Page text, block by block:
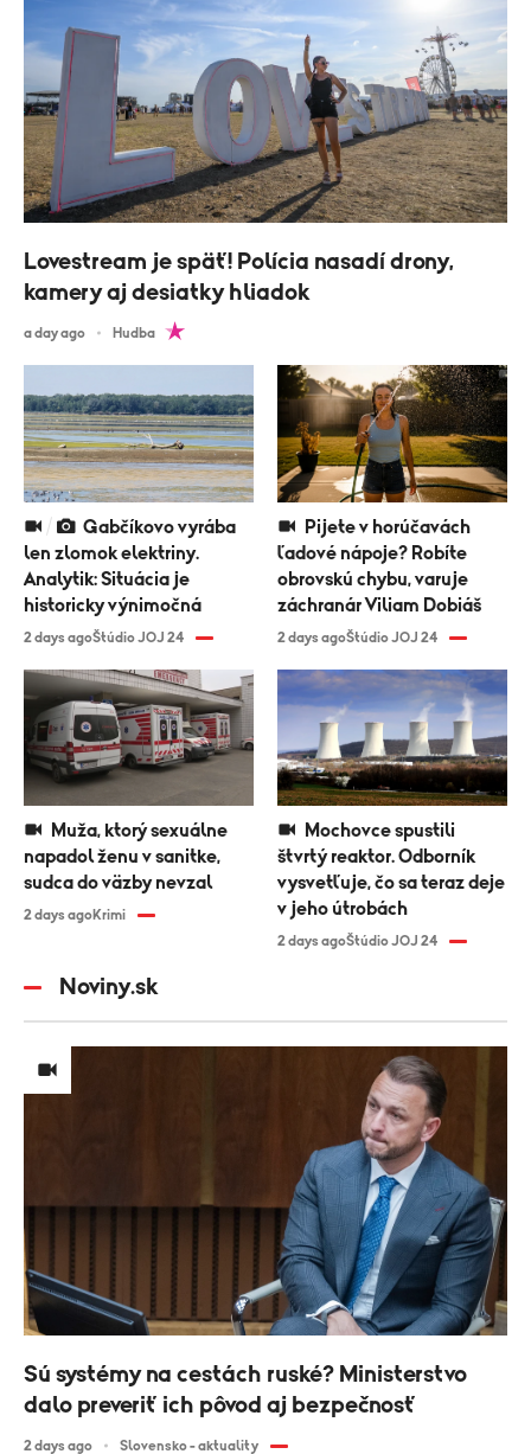
Lovestream je späť! Polícia nasadí drony,
kamery aj desiatky hliadok
a day ago Hudba
len zlomok elektriny.
Analytik: Situácia je
historicky výnimočná
2 days agoŠtúdio JOJ 24
ľadové nápoje? Robíte
obrovskú chybu, varuje
záchranár Viliam Dobiáš
2 days agoŠtúdio JOJ 24
napadol ženu v sanitke,
sudca do väzby nevzal
2 days agoKrimi
štvrtý reaktor. Odborník
vysvetľuje, čo sa teraz deje
v jeho útrobách
2 days agoŠtúdio JOJ 24
Noviny.sk
Sú systémy na cestách ruské? Ministerstvo
dalo preveriť ich pôvod aj bezpečnosť
2 days ago Slovensko - aktuality